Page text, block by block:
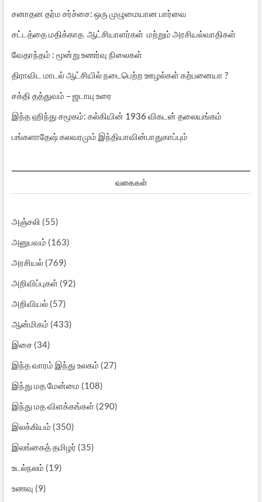
சனாதன தர்ம சர்ச்சை: ஒரு முழுமையான பார்வை
சட்டத்தை மதிக்காத ஆட்சியாளர்கள் மற்றும் அரசியல்வாதிகள்
வேதாந்தம் : மூன்று உணர்வு நிலைகள்
திராவிட மாடல் ஆட்சியில் நடைபெற்ற ஊழல்கள் கற்பனையா ?
சக்தி தத்துவம் – ஜடாயு உரை
இந்த ஹிந்து சமூகம்: கல்கியின் 1936 விகடன் தலையங்கம்
பங்களாதேஷ் கலவரமும் இந்தியாவின்பாதுகாப்பும்
வகைகள்
அஞ்சலி (55)
அனுபவம் (163)
அரசியல்(769)
அறிவிப்புகள்(92)
அறிவியல்(57)
ஆன்மிகம் (433)
இசை(34)
இந்த வாரம் இந்து உலகம் (27)
இந்து மத மேன்மை (108)
இந்து மத விளக்கங்கள்(290)
இலக்கியம் (350)
இலங்கைத் தமிழர் (35)
உடல்நலம் (19)
உணவு (9)